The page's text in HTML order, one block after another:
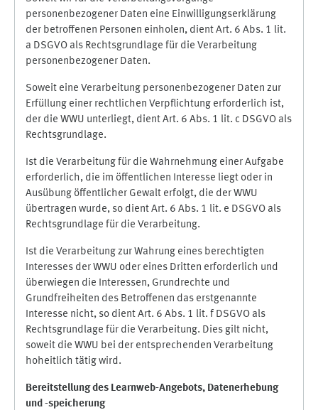
personenbezogener Daten eine Einwilligungserklärung
der betroffenen Personen einholen, dient Art. 6 Abs. 1 lit.
a DSGVO als Rechtsgrundlage für die Verarbeitung
personenbezogener Daten.
Soweit eine Verarbeitung personenbezogener Daten zur
Erfüllung einer rechtlichen Verpflichtung erforderlich ist,
der die WWU unterliegt, dient Art. 6 Abs. 1 lit. c DSGVO als
Rechtsgrundlage.
Ist die Verarbeitung für die Wahrnehmung einer Aufgabe
erforderlich, die im öffentlichen Interesse liegt oder in
Ausübung öffentlicher Gewalt erfolgt, die der WWU
übertragen wurde, so dient Art. 6 Abs. 1 lit. e DSGVO als
Rechtsgrundlage für die Verarbeitung.
Ist die Verarbeitung zur Wahrung eines berechtigten
Interesses der WWU oder eines Dritten erforderlich und
überwiegen die Interessen, Grundrechte und
Grundfreiheiten des Betroffenen das erstgenannte
Interesse nicht, so dient Art. 6 Abs. 1 lit. f DSGVO als
Rechtsgrundlage für die Verarbeitung. Dies gilt nicht,
soweit die WWU bei der entsprechenden Verarbeitung
hoheitlich tätig wird.
Bereitstellung des Learnweb-Angebots, Datenerhebung
und -speicherung